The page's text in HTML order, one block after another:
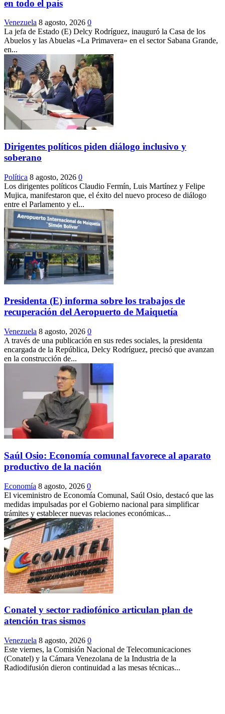
en todo el país
Venezuela 8 agosto, 2026 0
La jefa de Estado (E) Delcy Rodríguez, inauguró la Casa de los
Abuelos y las Abuelas «La Primavera» en el sector Sabana Grande,
en...
Dirigentes políticos piden diálogo inclusivo y
soberano
Política 8 agosto, 2026 0
Los dirigentes políticos Claudio Fermín, Luis Martínez y Felipe
Mujica, manifestaron que, el éxito del nuevo proceso de diálogo
entre el Parlamento y el...
Presidenta (E) informa sobre los trabajos de
recuperación del Aeropuerto de Maiquetía
Venezuela 8 agosto, 2026 0
A través de una publicación en sus redes sociales, la presidenta
encargada de la República, Delcy Rodríguez, precisó que avanzan
en la construcción de...
Saúl Osio: Economía comunal favorece al aparato
productivo de la nación
Economía 8 agosto, 2026 0
El viceministro de Economía Comunal, Saúl Osio, destacó que las
medidas impulsadas por el Gobierno nacional para simplificar
trámites y establecer nuevas relaciones económicas...
Conatel y sector radiofónico articulan plan de
atención tras sismos
Venezuela 8 agosto, 2026 0
Este viernes, la Comisión Nacional de Telecomunicaciones
(Conatel) y la Cámara Venezolana de la Industria de la
Radiodifusión dieron continuidad a las mesas técnicas...